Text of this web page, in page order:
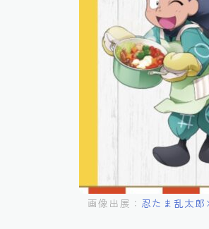
画像出展： 忍たま乱太